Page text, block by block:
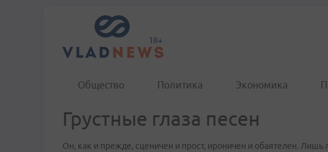
Общество Политика Экономика
Грустные глаза песен
Он, как и прежде, сценичен и прост, ироничен и обаятелен. Лишь